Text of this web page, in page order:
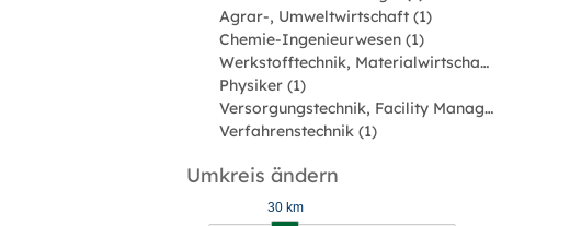
Agrar-, Umweltwirtschaft (1)
Chemie-Ingenieurwesen (1)
Werkstofftechnik, Materialwirtschaft (1)
Physiker (1)
Versorgungstechnik, Facility Management (1)
Verfahrenstechnik (1)
Umkreis ändern
30 km